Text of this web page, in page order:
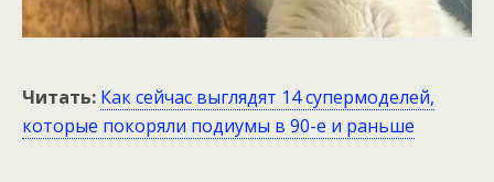
Читать: Как сейчас выглядят 14 супермоделей,
которые покоряли подиумы в 90-е и раньше